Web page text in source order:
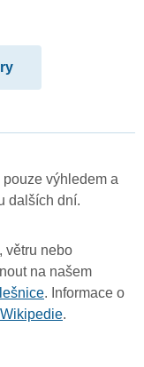
výhledem a
dalších dní.
větru nebo
na našem
. Informace o
Wikipedie.